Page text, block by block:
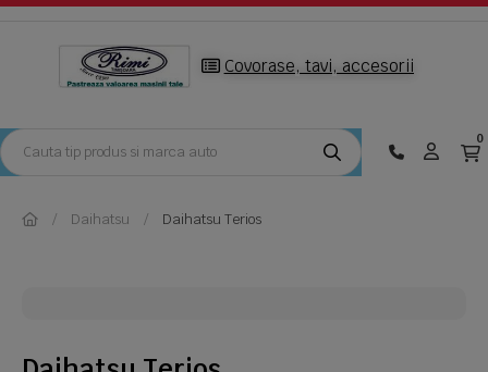
Covorase, tavi, accesorii
0
Daihatsu Daihatsu Terios